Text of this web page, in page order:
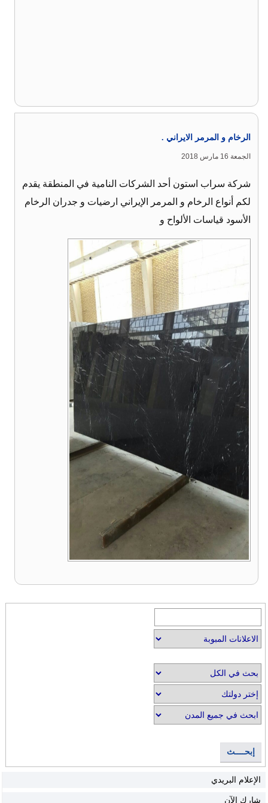
الرخام و المرمر الايراني .
الجمعة 16 مارس 2018
شركة سراب استون أحد الشركات النامية في المنطقة يقدم
لكم أنواع الرخام و المرمر الإيراني ارضيات و جدران الرخام
الأسود قياسات الألواح و
إبحــــث
الإعلام البريدي
شارك الآن